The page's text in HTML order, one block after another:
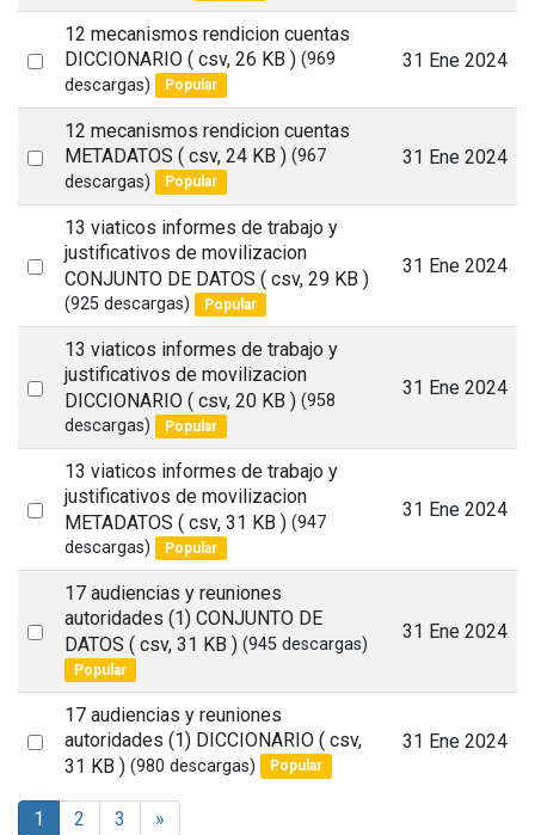
Select
12 mecanismos rendicion cuentas
DICCIONARIO ( csv, 26 KB ) (969
descargas)
Popular
31 Ene 2024
Select
12 mecanismos rendicion cuentas
METADATOS ( csv, 24 KB ) (967
descargas)
Popular
31 Ene 2024
Select
item
13 viaticos informes de trabajo y
justificativos de movilizacion
CONJUNTO DE DATOS ( csv, 29 KB )
(925 descargas) Popular
31 Ene 2024
Select
item
13 viaticos informes de trabajo y
justificativos de movilizacion
DICCIONARIO ( csv, 20 KB ) (958
descargas)
Popular
31 Ene 2024
Select
item
13 viaticos informes de trabajo y
justificativos de movilizacion
METADATOS ( csv, 31 KB ) (947
descargas)
Popular
31 Ene 2024
Select
item
17 audiencias y reuniones
autoridades (1) CONJUNTO DE
DATOS ( csv, 31 KB ) (945 descargas)
Popular
31 Ene 2024
Select
item
17 audiencias y reuniones
autoridades (1) DICCIONARIO ( csv,
31 KB ) (980 descargas) Popular
31 Ene 2024
1 2 3 »